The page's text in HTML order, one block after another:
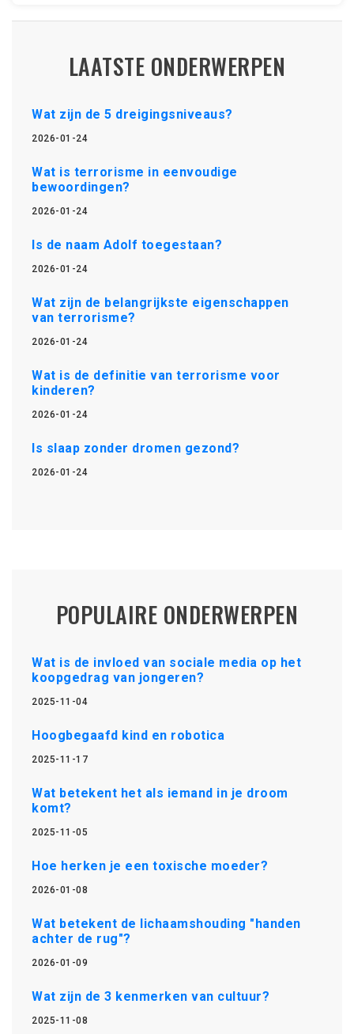
LAATSTE ONDERWERPEN
Wat zijn de 5 dreigingsniveaus?
2026-01-24
Wat is terrorisme in eenvoudige
bewoordingen?
2026-01-24
Is de naam Adolf toegestaan?
2026-01-24
Wat zijn de belangrijkste eigenschappen
van terrorisme?
2026-01-24
Wat is de definitie van terrorisme voor
kinderen?
2026-01-24
Is slaap zonder dromen gezond?
2026-01-24
POPULAIRE ONDERWERPEN
Wat is de invloed van sociale media op het
koopgedrag van jongeren?
2025-11-04
Hoogbegaafd kind en robotica
2025-11-17
Wat betekent het als iemand in je droom
komt?
2025-11-05
Hoe herken je een toxische moeder?
2026-01-08
Wat betekent de lichaamshouding "handen
achter de rug"?
2026-01-09
Wat zijn de 3 kenmerken van cultuur?
2025-11-08